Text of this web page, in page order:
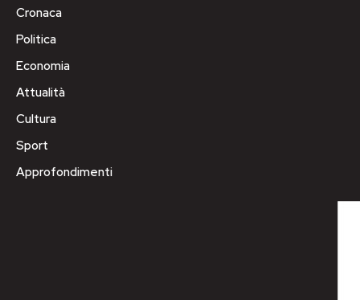
Cronaca
Politica
Economia
Attualità
Cultura
Sport
Approfondimenti